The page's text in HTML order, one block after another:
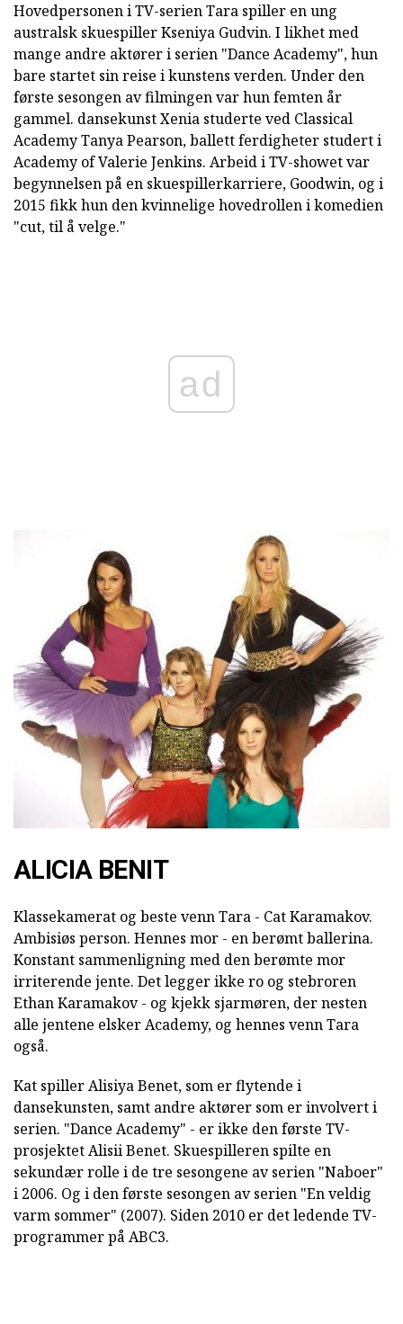
Hovedpersonen i TV-serien Tara spiller en ung
australsk skuespiller Kseniya Gudvin. I likhet med
mange andre aktører i serien "Dance Academy", hun
bare startet sin reise i kunstens verden. Under den
første sesongen av filmingen var hun femten år
gammel. dansekunst Xenia studerte ved Classical
Academy Tanya Pearson, ballett ferdigheter studert i
Academy of Valerie Jenkins. Arbeid i TV-showet var
begynnelsen på en skuespillerkarriere, Goodwin, og i
2015 fikk hun den kvinnelige hovedrollen i komedien
"cut, til å velge."
ad
ALICIA BENIT
Klassekamerat og beste venn Tara - Cat Karamakov.
Ambisiøs person. Hennes mor - en berømt ballerina.
Konstant sammenligning med den berømte mor
irriterende jente. Det legger ikke ro og stebroren
Ethan Karamakov - og kjekk sjarmøren, der nesten
alle jentene elsker Academy, og hennes venn Tara
også.
Kat spiller Alisiya Benet, som er flytende i
dansekunsten, samt andre aktører som er involvert i
serien. "Dance Academy" - er ikke den første TV-
prosjektet Alisii Benet. Skuespilleren spilte en
sekundær rolle i de tre sesongene av serien "Naboer"
i 2006. Og i den første sesongen av serien "En veldig
varm sommer" (2007). Siden 2010 er det ledende TV-
programmer på ABC3.